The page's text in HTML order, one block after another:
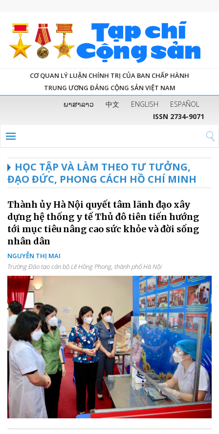
CƠ QUAN LÝ LUẬN CHÍNH TRỊ CỦA BAN CHẤP HÀNH
TRUNG ƯƠNG ĐẢNG CỘNG SẢN VIỆT NAM
ພາສາລາວ 中文 ENGLISH
ESPAÑOL
ISSN 2734-9071
HỌC TẬP VÀ LÀM THEO TƯ TƯỞNG,
ĐẠO ĐỨC, PHONG CÁCH HỒ CHÍ MINH
Thành ủy Hà Nội quyết tâm lãnh đạo xây
dựng hệ thống y tế Thủ đô tiên tiến hướng
tới mục tiêu nâng cao sức khỏe và đời sống
nhân dân
NGUYỄN THỊ MAI
Trường Đào tạo cán bộ Lê Hồng Phong, thành phố Hà Nội